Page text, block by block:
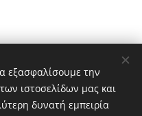
εξασφαλίσουμε την
ιστοσελίδων μας και
δυνατή εμπειρία